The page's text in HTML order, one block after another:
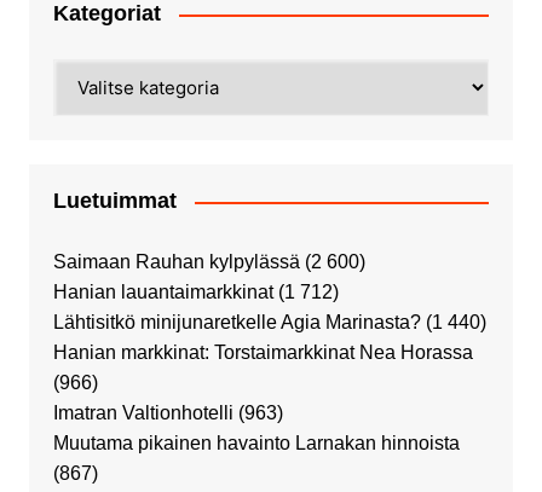
Kategoriat
Luetuimmat
Saimaan Rauhan kylpylässä (2 600)
Hanian lauantaimarkkinat (1 712)
Lähtisitkö minijunaretkelle Agia Marinasta? (1 440)
Hanian markkinat: Torstaimarkkinat Nea Horassa
(966)
Imatran Valtionhotelli (963)
Muutama pikainen havainto Larnakan hinnoista
(867)